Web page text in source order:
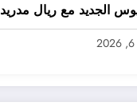
الجديد مع ريال مدريد